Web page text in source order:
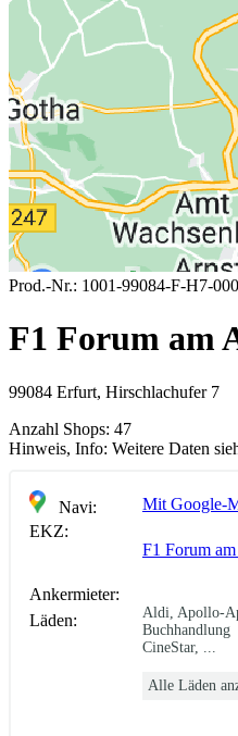
Prod.-Nr.: 1001-99084-F-H7-000
F1 Forum am
99084 Erfurt, Hirschlachufer 7
Anzahl Shops: 47
Hinweis, Info: Weitere Daten
Navi:
Mit Google-
EKZ:
F1 Forum
Ankermieter:
Läden:
Aldi, Apollo-
CineStar, ...
Alle Läden